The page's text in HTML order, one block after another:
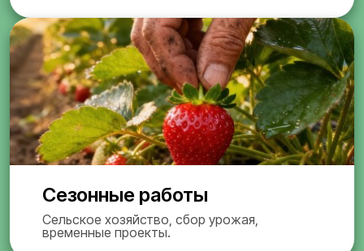
Сезонные работы
Сельское хозяйство, сбор урожая,
временные проекты.